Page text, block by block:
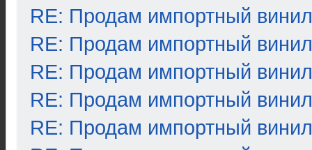
RE: Продам импортный винил
RE: Продам импортный винил
RE: Продам импортный винил
RE: Продам импортный винил
RE: Продам импортный винил